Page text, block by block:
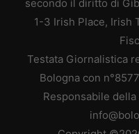
secondo il diritto di
1-3 Irish Place, Irish
Testata Giornalistica
Bologna con
Responsabile della